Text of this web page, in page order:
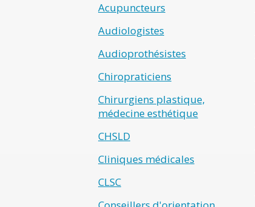
Acupuncteurs
Audiologistes
Audioprothésistes
Chiropraticiens
Chirurgiens plastique,
médecine esthétique
CHSLD
Cliniques médicales
CLSC